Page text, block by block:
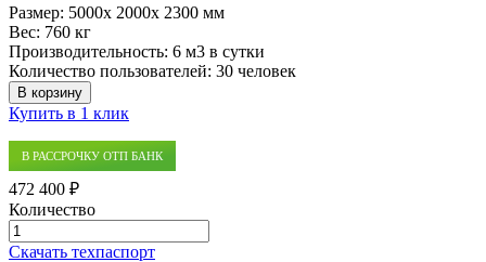
Размер: 5000x 2000x 2300 мм
Вес: 760 кг
Производительность: 6 м3 в сутки
Количество пользователей: 30 человек
В корзину
Купить в 1 клик
В РАССРОЧКУ ОТП БАНК
472 400 ₽
Количество
Количество
товара
Скачать техпаспорт